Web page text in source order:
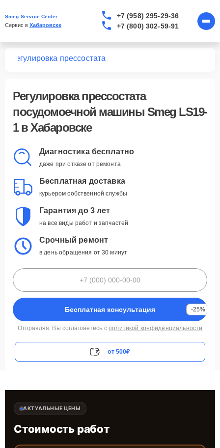
Smeg Service Center
Сервис в Хабаровске
+7 (958) 295-29-36
+7 (800) 302-59-91
Регулировка прессостата
Регулировка прессостата
посудомоечной машины Smeg LS19-
1 в Хабаровске
Диагностика бесплатно
даже при отказе от ремонта
Бесплатная доставка
курьером собственной службы
Гарантия до 3 лет
на все виды работ и запчастей
Срочный ремонт
в день обращения от 30 минут
Бесплатная консультация -25%
Отправляя, Вы соглашаетесь с политикой конфиденциальности
от 500₽
АКТУАЛЬНЫЕ ЦЕНЫ
Стоимость работ